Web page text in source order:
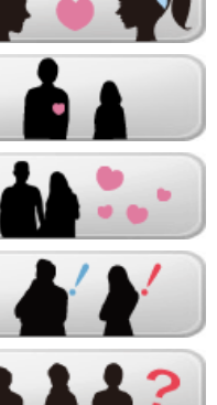
した。
りました。
した。
りました。
した。
りました。
した。
りました。
した。
りました。
した。
りました。